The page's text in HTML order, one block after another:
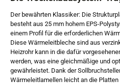
Der bewährten Klassiker: Die
besteht aus 25 mm hohem EPS-
einem Profil für die erforderlichen
Diese Wärmeleitbleche sind aus
Heizrohr kann in die dafür
werden, was eine gleichmäßige und
gewährleistet. Dank der
Wärmeleitlamellen leicht an die